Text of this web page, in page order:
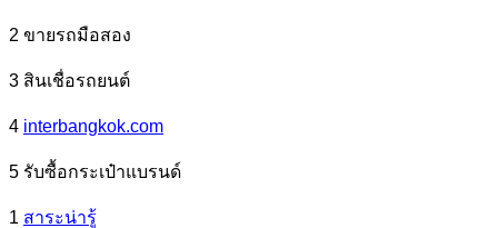
2 ขายรถมือสอง
3 สินเชื่อรถยนต์
4 interbangkok.com
5 รับซื้อกระเป๋าแบรนด์
1 สาระน่ารู้